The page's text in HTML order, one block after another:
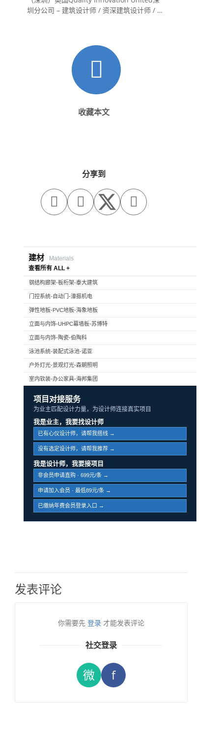
圳分公司 – 建筑设计师 / 资深建筑设计师 / 室
收藏本文
分享到
  
建材
Materials
查看所有 ALL +
钢结构廊架-板桁架-泰大建筑
门控系统-自动门-濠振机电
弹性地板-PVC地板-海象地板
立面与内饰-UHPC幕墙板-苏博特
立面与内饰-陶瓷-伯陶科
泳池系统-装配式泳池-诺亚
户外灯光-景观灯光-森朝照明
室内软装-办公家具-海邦集团
项目对接服务
为业主匹配设计力量，为设计师连接真实项目
我是业主，我要找设计师
已有心仪设计师，请帮我搭线 →
没有选定设计师，请帮我推荐 →
我是设计师，我要接项目
非会员申请直购 · 699元/条 →
申请加入会员 · 最低89元/条 →
已缴纳年费会员登录入口 →
发表评论
你需要先 登录 才能发表评论
社交登录
微 f